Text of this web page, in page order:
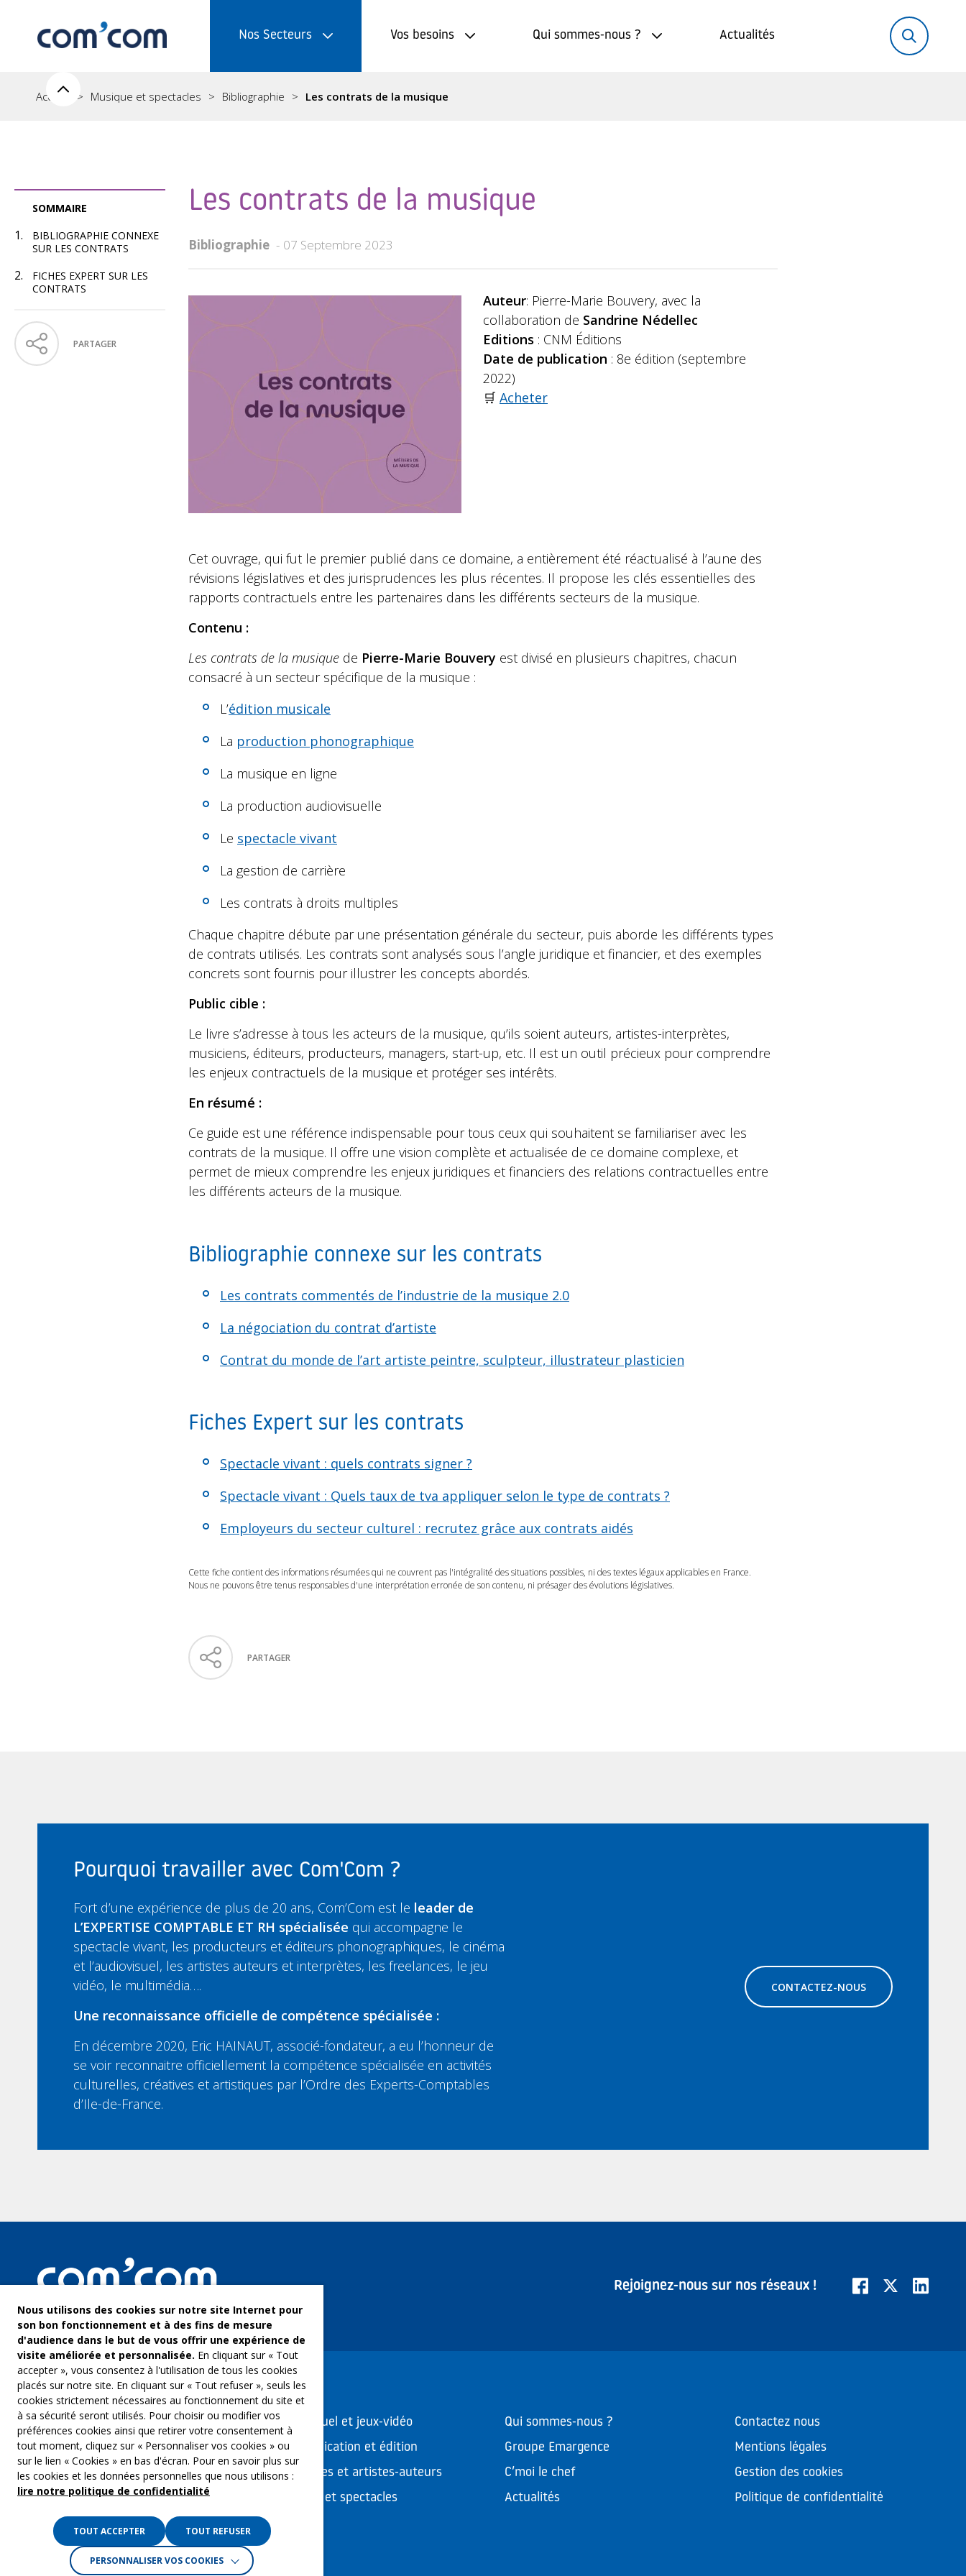
Nos Secteurs Vos besoins Qui sommes-nous ? Actualités
Rechercher:
Accueil Musique et spectacles Bibliographie Les contrats de la musique
Les contrats de la musique
Bibliographie 07 Septembre 2023
SOMMAIRE
BIBLIOGRAPHIE CONNEXE
SUR LES CONTRATS
FICHES EXPERT SUR LES
CONTRATS
PARTAGER
Auteur: Pierre-Marie Bouvery, avec la
collaboration de Sandrine Nédellec
Editions : CNM Éditions
Date de publication : 8e édition (septembre
2022)
🛒 Acheter
Cet ouvrage, qui fut le premier publié dans ce domaine, a entièrement été réactualisé à l’aune des
révisions législatives et des jurisprudences les plus récentes. Il propose les clés essentielles des
rapports contractuels entre les partenaires dans les différents secteurs de la musique.
Contenu :
Les contrats de la musique de Pierre-Marie Bouvery est divisé en plusieurs chapitres, chacun
consacré à un secteur spécifique de la musique :
L’édition musicale
La production phonographique
La musique en ligne
La production audiovisuelle
Le spectacle vivant
La gestion de carrière
Les contrats à droits multiples
Chaque chapitre débute par une présentation générale du secteur, puis aborde les différents types
de contrats utilisés. Les contrats sont analysés sous l’angle juridique et financier, et des exemples
concrets sont fournis pour illustrer les concepts abordés.
Public cible :
Le livre s’adresse à tous les acteurs de la musique, qu’ils soient auteurs, artistes-interprètes,
musiciens, éditeurs, producteurs, managers, start-up, etc. Il est un outil précieux pour comprendre
les enjeux contractuels de la musique et protéger ses intérêts.
En résumé :
Ce guide est une référence indispensable pour tous ceux qui souhaitent se familiariser avec les
contrats de la musique. Il offre une vision complète et actualisée de ce domaine complexe, et
permet de mieux comprendre les enjeux juridiques et financiers des relations contractuelles entre
les différents acteurs de la musique.
Bibliographie connexe sur les contrats
Les contrats commentés de l’industrie de la musique 2.0
La négociation du contrat d’artiste
Contrat du monde de l’art artiste peintre, sculpteur, illustrateur plasticien
Fiches Expert sur les contrats
Spectacle vivant : quels contrats signer ?
Spectacle vivant : Quels taux de tva appliquer selon le type de contrats ?
Employeurs du secteur culturel : recrutez grâce aux contrats aidés
Cette fiche contient des informations résumées qui ne couvrent pas l'intégralité des situations possibles, ni des textes légaux applicables en France.
Nous ne pouvons être tenus responsables d'une interprétation erronée de son contenu, ni présager des évolutions législatives.
PARTAGER
Pourquoi travailler avec Com'Com ?
Fort d’une expérience de plus de 20 ans, Com’Com est le leader de
L’EXPERTISE COMPTABLE ET RH spécialisée qui accompagne le
spectacle vivant, les producteurs et éditeurs phonographiques, le cinéma
et l’audiovisuel, les artistes auteurs et interprètes, les freelances, le jeu
vidéo, le multimédia….
Une reconnaissance officielle de compétence spécialisée :
En décembre 2020, Eric HAINAUT, associé-fondateur, a eu l’honneur de
se voir reconnaitre officiellement la compétence spécialisée en activités
culturelles, créatives et artistiques par l’Ordre des Experts-Comptables
d’Ile-de-France.
CONTACTEZ-NOUS
Rejoignez-nous sur nos réseaux !
COM’COM
Groupe Emargence
141 avenue de Wagram
75017 Paris
Tél. :01 53 19 00 00
Audiovisuel et jeux-vidéo
Communication et édition
Freelances et artistes-auteurs
Musique et spectacles
Qui sommes-nous ?
Groupe Emargence
C’moi le chef
Actualités
Contactez nous
Mentions légales
Gestion des cookies
Politique de confidentialité
Crédits : La Jungle
Nous utilisons des cookies sur notre site Internet pour
son bon fonctionnement et à des fins de mesure
d'audience dans le but de vous offrir une expérience de
visite améliorée et personnalisée. En cliquant sur « Tout
accepter », vous consentez à l'utilisation de tous les cookies
placés sur notre site. En cliquant sur « Tout refuser », seuls les
cookies strictement nécessaires au fonctionnement du site et
à sa sécurité seront utilisés. Pour choisir ou modifier vos
préférences cookies ainsi que retirer votre consentement à
tout moment, cliquez sur « Personnaliser vos cookies » ou
sur le lien « Cookies » en bas d'écran. Pour en savoir plus sur
les cookies et les données personnelles que nous utilisons :
lire notre politique de confidentialité
TOUT ACCEPTER TOUT REFUSER
PERSONNALISER VOS COOKIES